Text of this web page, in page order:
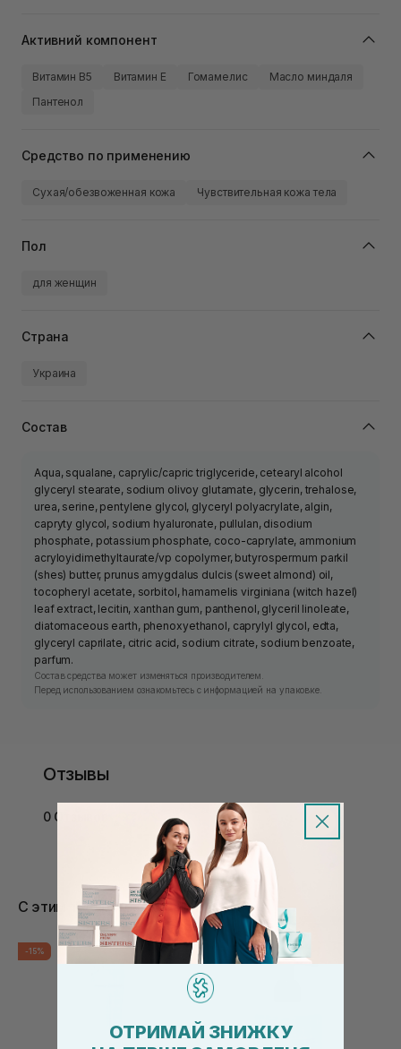
Активний компонент
Витамин B5 Витамин Е Гомамелис
Масло миндаля
Пантенол
Средство по применению
Сухая/обезвоженная кожа Чувствительная кожа тела
Пол
для женщин
Страна
Украина
Состав
Аqua, squalane, caprylic/capric triglyceride, cetearyl alcohol
glyceryl stearate, sodium olivoy glutamate, glycerin, trehalose,
urea, serine, pentylene glycol, glyceryl polyacrylate, algin,
capryty glycol, sodium hyaluronate, pullulan, disodium
phosphate, potassium phosphate, coco-caprylate, ammonium
acryloyidimethyltaurate/vp copolymer, butyrospermum parkil
(shes) butter, prunus amygdalus dulcis (sweet almond) oil,
tocopheryl acetate, sorbitol, hamamelis virginiana (witch hazel)
leaf extract, lecitin, xanthan gum, panthenol, glyceril linoleate,
diatomaceous earth, phenoxyethanol, caprylyl glycol, edta,
glyceryl caprilate, citric acid, sodium citrate, sodium benzoate,
parfum.
Состав средства может изменяться производителем.
Перед использованием ознакомьтесь с информацией на упаковке.
Отзывы
0 Отзывов
С этим товаром покупают
-15%
ОТРИМАЙ ЗНИЖКУ